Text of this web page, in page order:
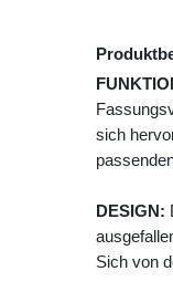
sich
DESIGN:
Sich von